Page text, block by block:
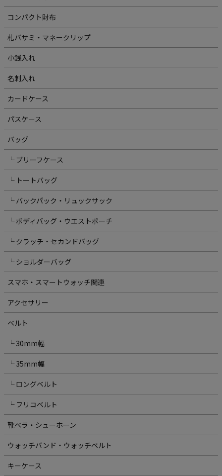
コンパクト財布
札バサミ・マネークリップ
小銭入れ
名刺入れ
カードケース
パスケース
バッグ
└ ブリーフケース
└ トートバッグ
└ バックパック・リュックサック
└ ボディバッグ・ウエストポーチ
└ クラッチ・セカンドバッグ
└ ショルダーバッグ
スマホ・スマートウォッチ関連
アクセサリー
ベルト
└ 30mm幅
└ 35mm幅
└ ロングベルト
└ フリコベルト
靴ベラ・シューホーン
ウォッチバンド・ウォッチベルト
キーケース